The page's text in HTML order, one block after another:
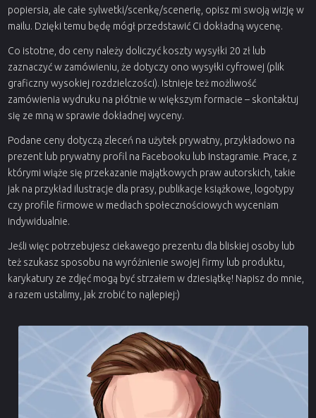
popiersia, ale całe sylwetki/scenkę/scenerię, opisz mi swoją wizję w
mailu. Dzięki temu będę mógł przedstawić Ci dokładną wycenę.
Co istotne, do ceny należy doliczyć koszty wysyłki 20 zł lub
zaznaczyć w zamówieniu, że dotyczy ono wysyłki cyfrowej (plik
graficzny wysokiej rozdzielczości). Istnieje też możliwość
zamówienia wydruku na płótnie w większym formacie – skontaktuj
się ze mną w sprawie dokładnej wyceny.
Podane ceny dotyczą zleceń na użytek prywatny, przykładowo na
prezent lub prywatny profil na Facebooku lub Instagramie. Prace, z
którymi wiąże się przekazanie majątkowych praw autorskich, takie
jak na przykład ilustracje dla prasy, publikacje książkowe, logotypy
czy profile firmowe w mediach społecznościowych wyceniam
indywidualnie.
Jeśli więc potrzebujesz ciekawego prezentu dla bliskiej osoby lub
też szukasz sposobu na wyróżnienie swojej firmy lub produktu,
karykatury ze zdjęć mogą być strzałem w dziesiątkę! Napisz do mnie,
a razem ustalimy, jak zrobić to najlepiej:)